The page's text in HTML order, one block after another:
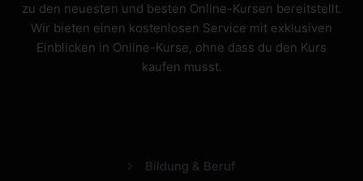
zu den neuesten und besten Online-Kursen bereitstellt.
Wir bieten einen kostenlosen Service mit exklusiven
Einblicken in Online-Kurse, ohne dass du den Kurs
kaufen musst.
Bildung & Beruf